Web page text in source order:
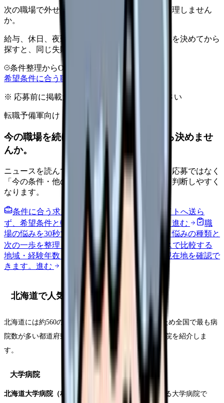
次の職場で外せない条件を、求人を見る前に整理しません
か。
給与、休日、夜勤、通勤、人間関係。優先順位を決めてから
探すと、同じ失敗を繰り返しにくくなります。
条件整理からOK
希望条件に合う職場を相談する
※ 応募前に掲載元の最新情報を確認してください
転職予備軍向け
今の職場を続けるか、条件を比べてから決めませ
んか。
ニュースを読んで不安が強くなった時は、すぐ応募ではなく
「今の条件・他の選択肢・相談先」を分けると判断しやすく
なります。
条件に合う求人通知を受け取る
外部転職サイトへ送ら
ず、希望条件と転職時期を自社で預かります。 進む
職
場の悩みを30秒で診断
辞めるべきか迷う前に、悩みの種類と
次の一歩を整理します。
進む
給料コンパスで比較する
地域・経験年数・施設形態から、今の給料の現在地を確認で
きます。 進む
北海道で人気の病院と特徴
北海道には約560の病院があります。面積が広大なため全国で最も病
院数が多い都道府県の一つです。特に人気の高い病院を紹介しま
す。
大学病院
北海道大学病院（札幌市北区）
は、北海道を代表する大学病院で